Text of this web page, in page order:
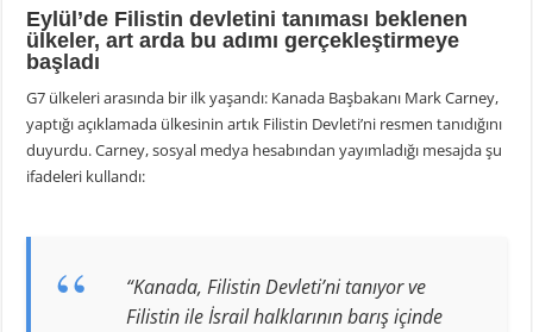
Eylül’de Filistin devletini tanıması beklenen
ülkeler, art arda bu adımı gerçekleştirmeye
başladı
G7 ülkeleri arasında bir ilk yaşandı: Kanada Başbakanı Mark Carney,
yaptığı açıklamada ülkesinin artık Filistin Devleti’ni resmen tanıdığını
duyurdu. Carney, sosyal medya hesabından yayımladığı mesajda şu
ifadeleri kullandı:
“Kanada, Filistin Devleti’ni tanıyor ve
Filistin ile İsrail halklarının barış içinde